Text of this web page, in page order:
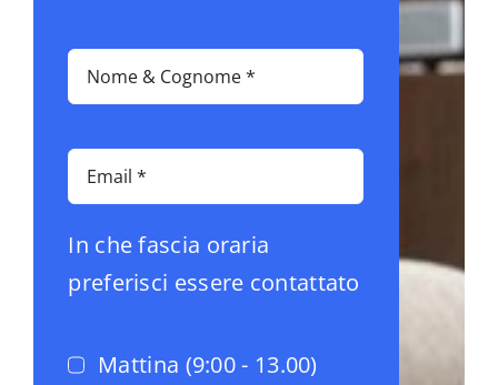
In che fascia oraria
preferisci essere contattato
Mattina (9:00 - 13.00)